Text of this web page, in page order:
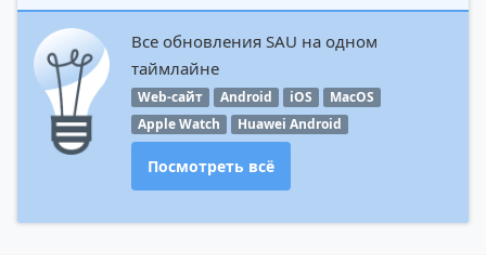
Все обновления SAU на одном
таймлайне
Web-сайт Android iOS
MacOS
Apple Watch
Huawei Android
Посмотреть всё